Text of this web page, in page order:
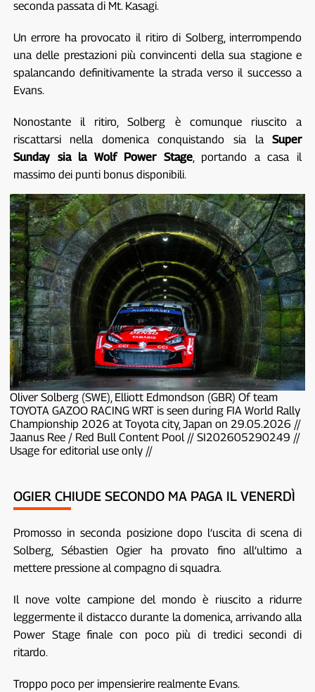
seconda passata di Mt. Kasagi.
Un errore ha provocato il ritiro di Solberg, interrompendo
una delle prestazioni più convincenti della sua stagione e
spalancando definitivamente la strada verso il successo a
Evans.
Nonostante il ritiro, Solberg è comunque riuscito a
riscattarsi nella domenica conquistando sia laSuper
Sunday sia la Wolf Power Stage, portando a casa il
massimo dei punti bonus disponibili.
Oliver Solberg (SWE), Elliott Edmondson (GBR) Of team
TOYOTA GAZOO RACING WRT is seen during FIA World Rally
Championship 2026 at Toyota city, Japan on 29.05.2026 //
Jaanus Ree / Red Bull Content Pool // SI202605290249 //
Usage for editorial use only //
OGIER CHIUDE SECONDO MA PAGA IL VENERDÌ
Promosso in seconda posizione dopo l’uscita di scena di
Solberg, Sébastien Ogier ha provato fino all’ultimo a
mettere pressione al compagno di squadra.
Il nove volte campione del mondo è riuscito a ridurre
leggermente il distacco durante la domenica, arrivando alla
Power Stage finale con poco più di tredici secondi di
ritardo.
Troppo poco per impensierire realmente Evans.